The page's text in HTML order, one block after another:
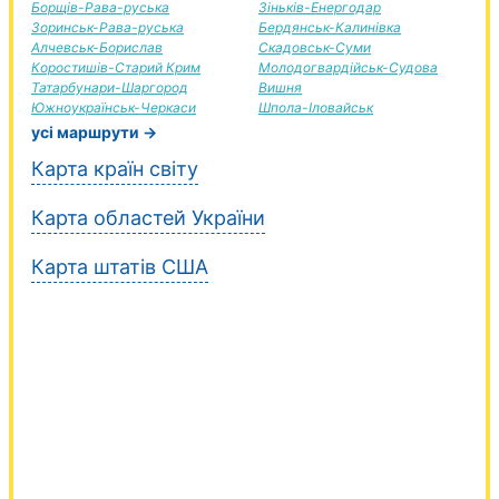
Борщів-Рава-руська
Зоринськ-Рава-руська
Алчевськ-Борислав
Коростишів-Старий Крим
Татарбунари-Шаргород
Южноукраїнськ-Черкаси
Зіньків-Енергодар
Бердянськ-Калинівка
Скадовськ-Суми
Молодогвардійськ-Судова
Вишня
Шпола-Іловайськ
усі маршрути →
Карта країн світу
Карта областей України
Карта штатів США